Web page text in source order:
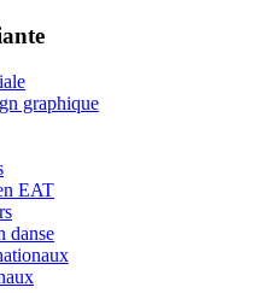
graphique
EAT
danse